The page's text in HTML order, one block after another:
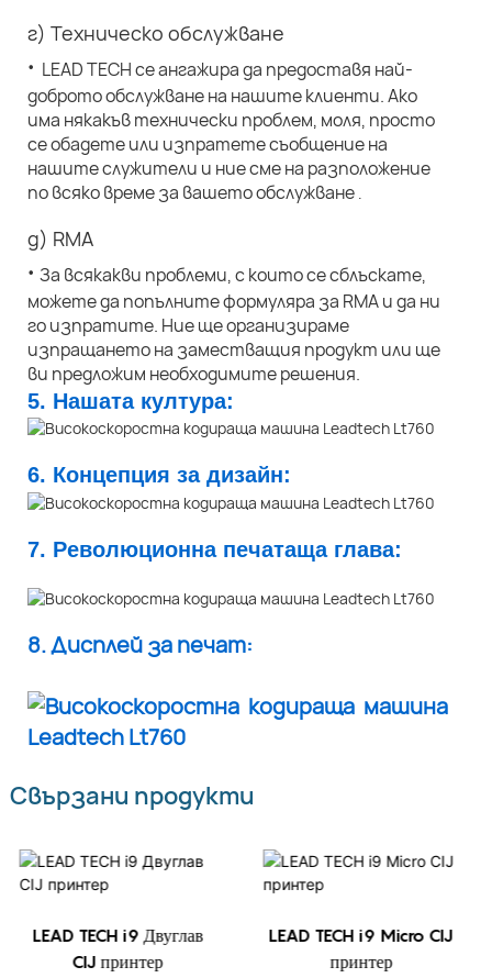
г) Техническо обслужване
· LEAD TECH се ангажира да предоставя най-
доброто обслужване на нашите клиенти. Ако
има някакъв технически проблем, моля, просто
се обадете или изпратете съобщение на
нашите служители и ние сме на разположение
по всяко време за вашето обслужване
д) RMA
· За всякакви проблеми, с които се сблъскате,
можете да попълните формуляра за RMA и да ни
го изпратите. Ние ще организираме
изпращането на заместващия продукт или ще
ви предложим необходимите решения.
5. Нашата култура:
6. Концепция за дизайн:
7. Революционна печатаща глава:
8. Дисплей за печат:
Свързани продукти
LEAD TECH i9 Двуглав
CIJ принтер
LEAD TECH i9 Micro CIJ
принтер